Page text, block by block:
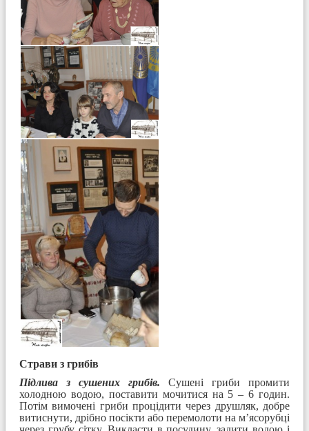
Страви з грибів
Підлива з сушених грибів. Сушені гриби промити
холодною водою, поставити мочитися на 5 – 6 годин.
Потім вимочені гриби процідити через друшляк, добре
витиснути, дрібно посікти або перемолоти на м’ясорубці